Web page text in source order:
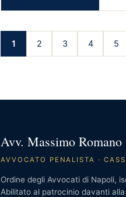
1 2 3 4 5
Avv. Massimo Romano
AVVOCATO PENALISTA ·
Ordine degli Avvocati di Napoli,
Abilitato al patrocinio davanti